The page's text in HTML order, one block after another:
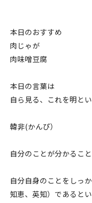
本日のおすすめ
肉じゃが
肉味噌豆腐
本日の言葉は
自ら見る、これを明と
韓非(かんぴ）
自分のことが分かること
自分自身のことをしっ
知恵、英知）であるとい